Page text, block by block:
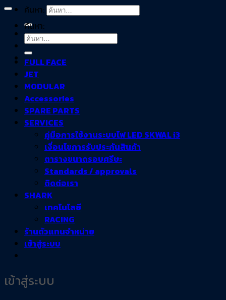
ค้นหา:
ค้นหา:
FULL FACE
JET
MODULAR
Accessories
SPARE PARTS
SERVICES
คู่มือการใช้งานระบบไฟ LED SKWAL i3
เงื่อนไขการรับประกันสินค้า
ตารางขนาดรอบศรีษะ
Standards / approvals
ติดต่อเรา
SHARK
เทคโนโลยี
RACING
ร้านตัวแทนจำหน่าย
เข้าสู่ระบบ
เข้าสู่ระบบ